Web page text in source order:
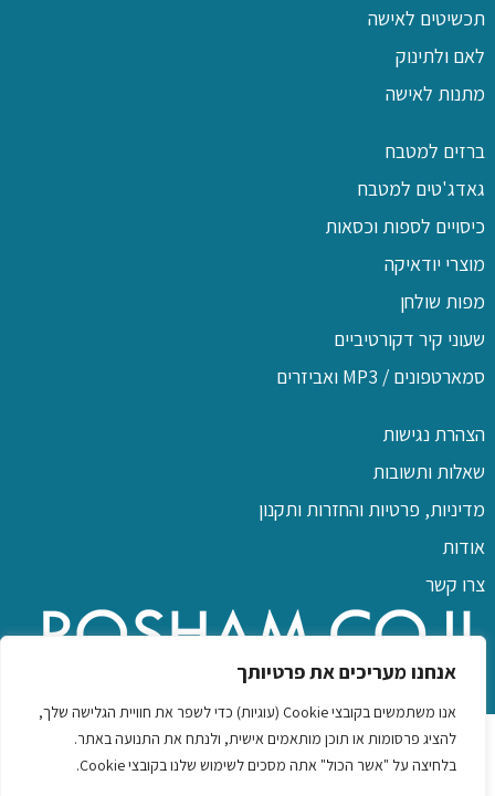
אנחנו מעריכים את פרטיותך
אנו משתמשים בקובצי Cookie (עוגיות) כדי לשפר את חוויית הגלישה שלך,
להציג פרסומות או תוכן מותאמים אישית, ולנתח את התנועה באתר.
בלחיצה על "אשר הכול" אתה מסכים לשימוש שלנו בקובצי Cookie.
תכשיטים לאישה
לאם ולתינוק
מתנות לאישה
ברזים למטבח
גאדג'טים למטבח
כיסויים לספות וכסאות
מוצרי יודאיקה
מפות שולחן
שעוני קיר דקורטיביים
סמארטפונים / MP3 ואביזרים
הצהרת נגישות
שאלות ותשובות
מדיניות, פרטיות והחזרות ותקנון
אודות
צרו קשר
כל הזכויות שמורות לפו שם